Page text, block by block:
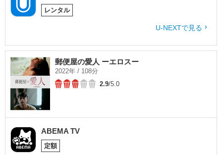
レンタル
U-NEXTで見る
郵便屋の愛人 ーエロスー
2022年 / 108分
2.9/5.0
ABEMA TV
定額